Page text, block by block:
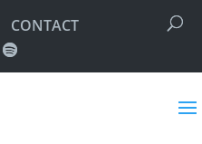
CONTACT